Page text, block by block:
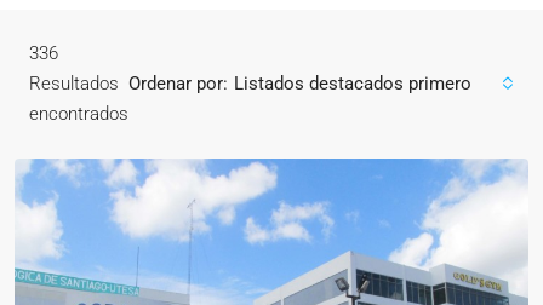
336
Resultados
encontrados
Ordenar por: Listados destacados primero